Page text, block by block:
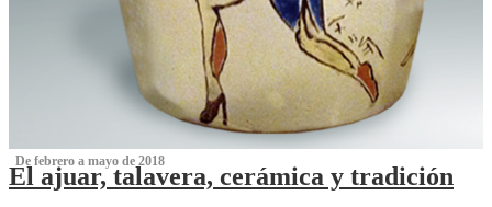
‌ De febrero a mayo de 2018
El ajuar, talavera, cerámica y tradición
‌